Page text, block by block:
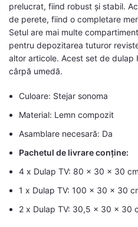
prelucrat, fiind robust și stabil.
de perete, fiind o completare
Setul are mai multe
pentru depozitarea tuturor
altor articole. Acest set de dulap
cârpă umedă.
Culoare: Stejar sonoma
Material: Lemn compozit
Asamblare necesară: Da
Pachetul de livrare conține:
4 x Dulap TV: 80 x 30 x 30
1 x Dulap TV: 100 x 30 x 30
2 x Dulap TV: 30,5 x 30 x 30